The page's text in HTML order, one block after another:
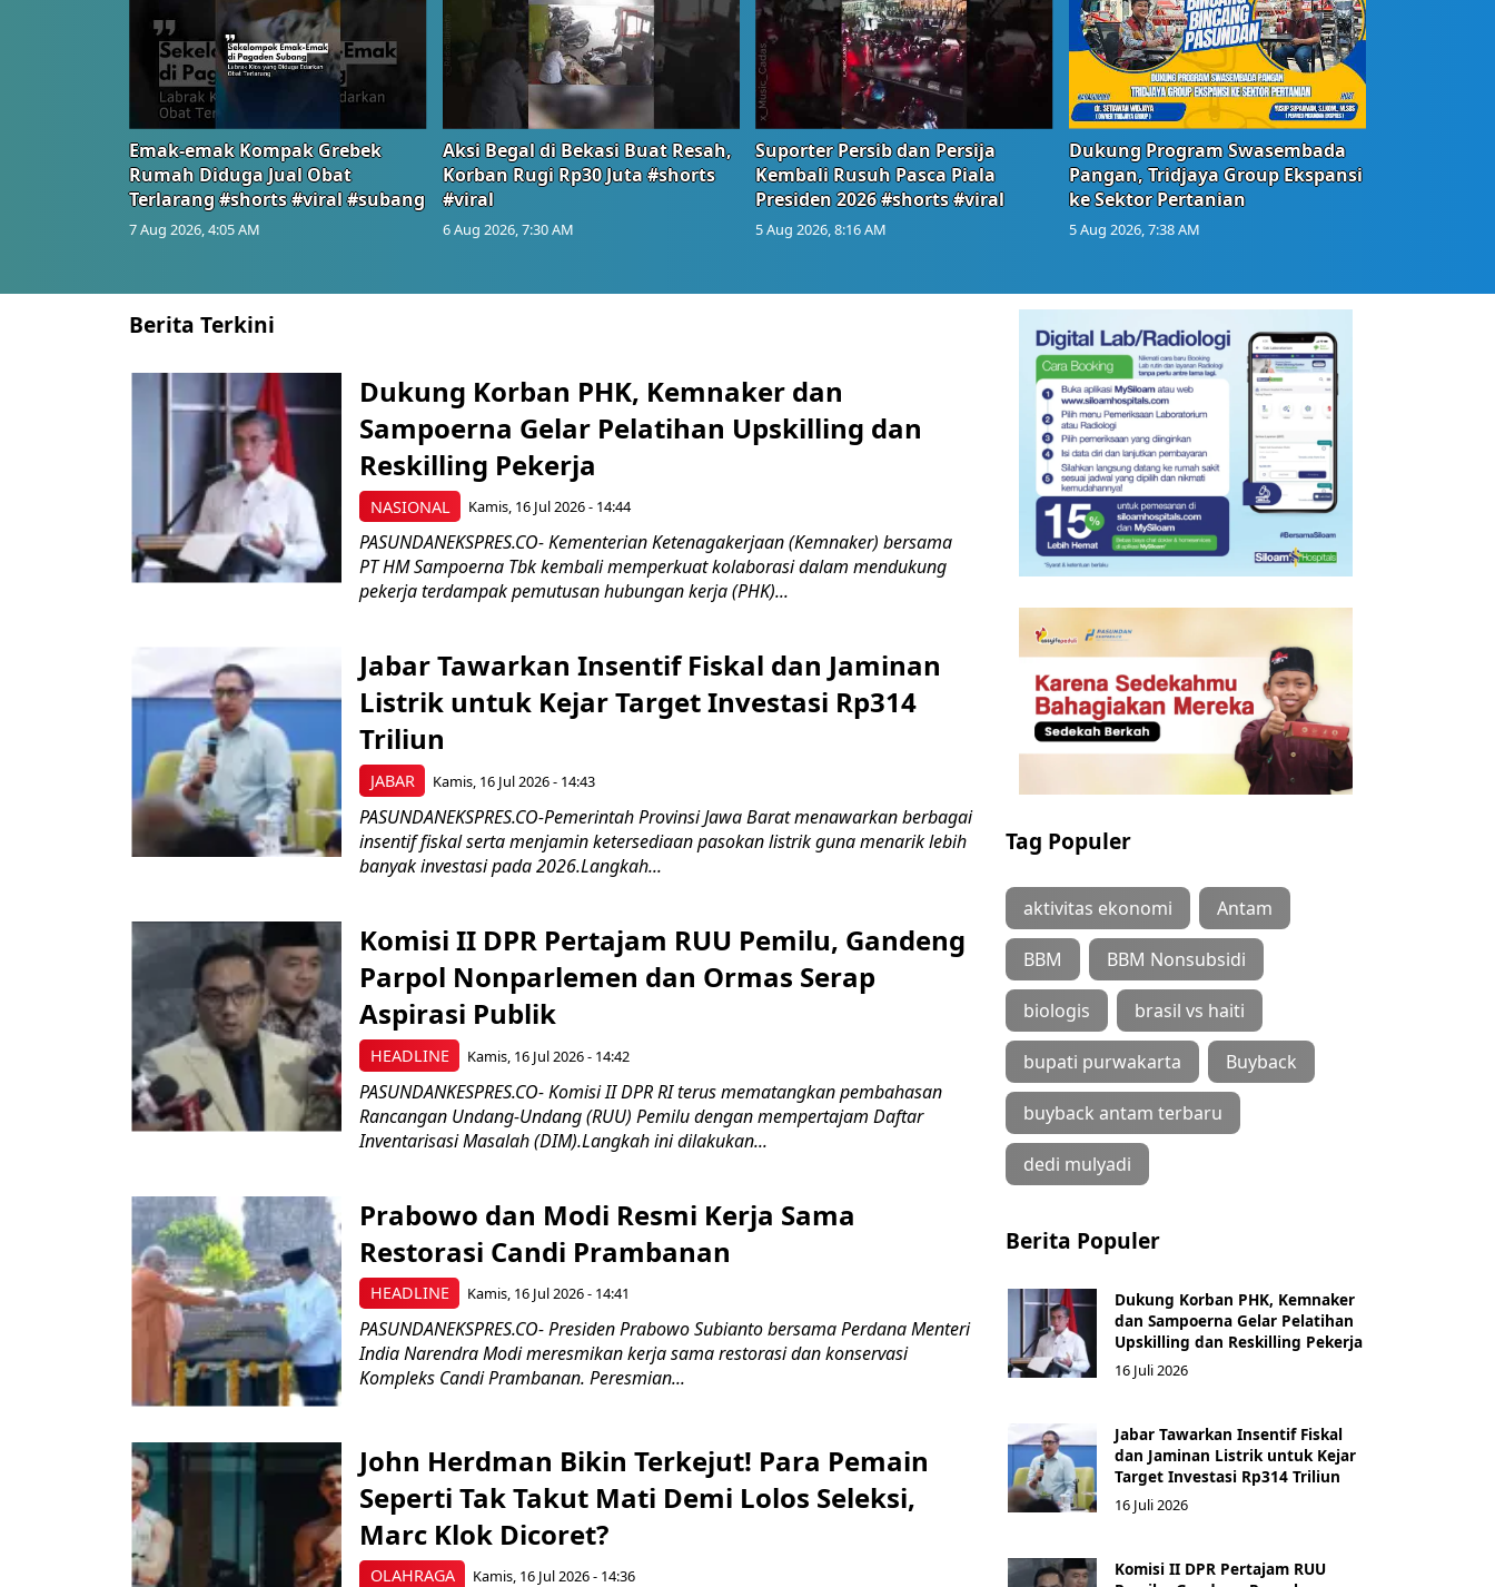
Emak-emak Kompak Grebek
Rumah Diduga Jual Obat
Terlarang #shorts #viral #subang
7 Aug 2026, 4:05 AM
Aksi Begal di Bekasi Buat Resah,
Korban Rugi Rp30 Juta #shorts
#viral
6 Aug 2026, 7:30 AM
Suporter Persib dan Persija
Kembali Rusuh Pasca Piala
Presiden 2026 #shorts #viral
5 Aug 2026, 8:16 AM
Dukung Program Swasembada
Pangan, Tridjaya Group Ekspansi
ke Sektor Pertanian
5 Aug 2026, 7:38 AM
Berita Terkini
NASIONAL
Dukung Korban PHK, Kemnaker dan
Sampoerna Gelar Pelatihan Upskilling dan
Reskilling Pekerja
Kamis, 16 Jul 2026 - 14:44
PASUNDANEKSPRES.CO- Kementerian Ketenagakerjaan (Kemnaker) bersama
PT HM Sampoerna Tbk kembali memperkuat kolaborasi dalam mendukung
pekerja terdampak pemutusan hubungan kerja (PHK)...
JABAR
Jabar Tawarkan Insentif Fiskal dan Jaminan
Listrik untuk Kejar Target Investasi Rp314
Triliun
Kamis, 16 Jul 2026 - 14:43
PASUNDANEKSPRES.CO-Pemerintah Provinsi Jawa Barat menawarkan berbagai
insentif fiskal serta menjamin ketersediaan pasokan listrik guna menarik lebih
banyak investasi pada 2026.Langkah...
HEADLINE
Komisi II DPR Pertajam RUU Pemilu, Gandeng
Parpol Nonparlemen dan Ormas Serap
Aspirasi Publik
Kamis, 16 Jul 2026 - 14:42
PASUNDANKESPRES.CO- Komisi II DPR RI terus mematangkan pembahasan
Rancangan Undang-Undang (RUU) Pemilu dengan mempertajam Daftar
Inventarisasi Masalah (DIM).Langkah ini dilakukan...
HEADLINE
Prabowo dan Modi Resmi Kerja Sama
Restorasi Candi Prambanan
Kamis, 16 Jul 2026 - 14:41
PASUNDANEKSPRES.CO- Presiden Prabowo Subianto bersama Perdana Menteri
India Narendra Modi meresmikan kerja sama restorasi dan konservasi
Kompleks Candi Prambanan. Peresmian...
OLAHRAGA
John Herdman Bikin Terkejut! Para Pemain
Seperti Tak Takut Mati Demi Lolos Seleksi,
Marc Klok Dicoret?
Kamis, 16 Jul 2026 - 14:36
Tag Populer
aktivitas ekonomi Antam
BBM BBM Nonsubsidi
biologis brasil vs haiti
bupati purwakarta Buyback
buyback antam terbaru
dedi mulyadi
Berita Populer
Dukung Korban PHK, Kemnaker
dan Sampoerna Gelar Pelatihan
Upskilling dan Reskilling Pekerja
16 Juli 2026
Jabar Tawarkan Insentif Fiskal
dan Jaminan Listrik untuk Kejar
Target Investasi Rp314 Triliun
16 Juli 2026
Komisi II DPR Pertajam RUU